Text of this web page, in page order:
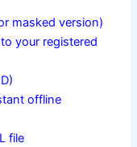
masked version)
your registered
offline
file